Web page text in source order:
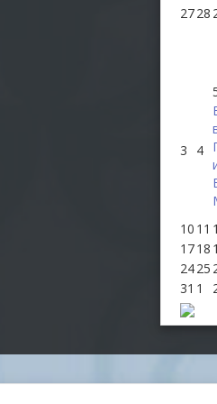
2728
3 4
10 11
1718
2425
31 1